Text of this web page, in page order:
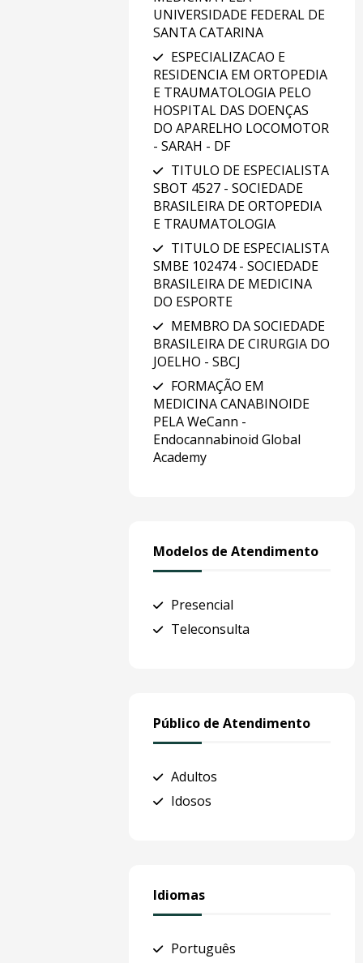
UNIVERSIDADE FEDERAL DE
SANTA CATARINA
ESPECIALIZACAO E
RESIDENCIA EM ORTOPEDIA
E TRAUMATOLOGIA PELO
HOSPITAL DAS DOENÇAS
DO APARELHO LOCOMOTOR
- SARAH - DF
TITULO DE ESPECIALISTA
SBOT 4527 - SOCIEDADE
BRASILEIRA DE ORTOPEDIA
E TRAUMATOLOGIA
TITULO DE ESPECIALISTA
SMBE 102474 - SOCIEDADE
BRASILEIRA DE MEDICINA
DO ESPORTE
MEMBRO DA SOCIEDADE
BRASILEIRA DE CIRURGIA DO
JOELHO - SBCJ
FORMAÇÃO EM
MEDICINA CANABINOIDE
PELA WeCann -
Endocannabinoid Global
Academy
Modelos de Atendimento
Presencial
Teleconsulta
Público de Atendimento
Adultos
Idosos
Idiomas
Português